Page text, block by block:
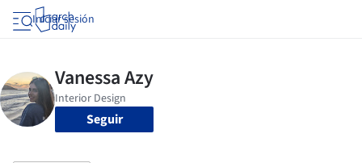
Iniciar sesión
Seguir